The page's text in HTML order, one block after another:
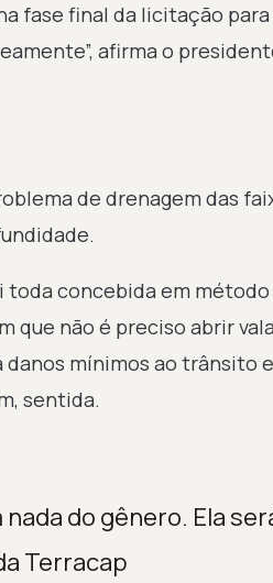
fase final da licitação
afirma o
de drenagem das
toda concebida em
que não é preciso abrir
mínimos ao trânsito
sentida.
do gênero. Ela
Terracap